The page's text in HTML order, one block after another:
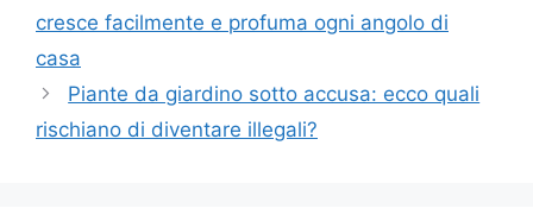
cresce facilmente e profuma ogni angolo di
casa
Piante da giardino sotto accusa: ecco quali
rischiano di diventare illegali?